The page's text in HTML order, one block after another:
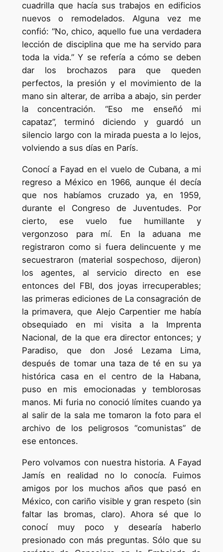
cuadrilla que hacía sus trabajos en edificios
nuevos o remodelados. Alguna vez me
confió: “No, chico, aquello fue una verdadera
lección de disciplina que me ha servido para
toda la vida.” Y se refería a cómo se deben
dar los brochazos para que queden
perfectos, la presión y el movimiento de la
mano sin alterar, de arriba a abajo, sin perder
la concentración. “Eso me enseñó mi
capataz”, terminó diciendo y guardó un
silencio largo con la mirada puesta a lo lejos,
volviendo a sus días en París.
Conocí a Fayad en el vuelo de Cubana, a mi
regreso a México en 1966, aunque él decía
que nos habíamos cruzado ya, en 1959,
durante el Congreso de Juventudes. Por
cierto, ese vuelo fue humillante y
vergonzoso para mí. En la aduana me
registraron como si fuera delincuente y me
secuestraron (material sospechoso, dijeron)
los agentes, al servicio directo en ese
entonces del FBI, dos joyas irrecuperables;
las primeras ediciones de La consagración de
la primavera, que Alejo Carpentier me había
obsequiado en mi visita a la Imprenta
Nacional, de la que era director entonces; y
Paradiso, que don José Lezama Lima,
después de tomar una taza de té en su ya
histórica casa en el centro de la Habana,
puso en mis emocionadas y temblorosas
manos. Mi furia no conoció límites cuando ya
al salir de la sala me tomaron la foto para el
archivo de los peligrosos “comunistas” de
ese entonces.
Pero volvamos con nuestra historia. A Fayad
Jamís en realidad no lo conocía. Fuimos
amigos por los muchos años que pasó en
México, con cariño visible y gran respeto (sin
faltar las bromas, claro). Ahora sé que lo
conocí muy poco y desearía haberlo
presionado con más preguntas. Sólo que su